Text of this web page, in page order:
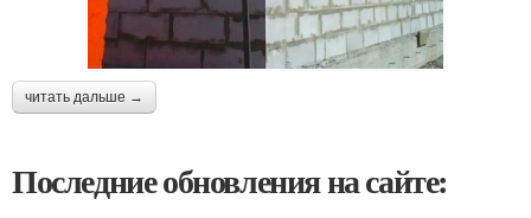
читать дальше →
Последние обновления на сайте: